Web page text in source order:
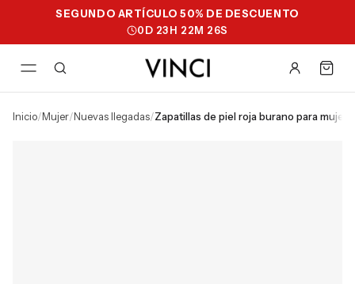
SEGUNDO ARTÍCULO 50% DE DESCUENTO
0D 23H 22M 25S
inicio/ mujer/ nuevas llegadas/ zapatillas de piel roja burano para mujer